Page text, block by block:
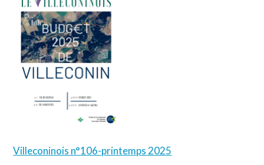
Villeconinois n°106-printemps 2025